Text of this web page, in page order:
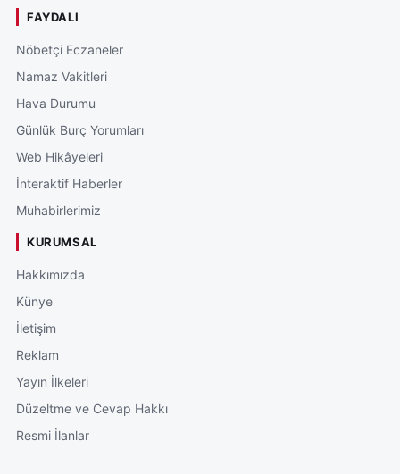
FAYDALI
Nöbetçi Eczaneler
Namaz Vakitleri
Hava Durumu
Günlük Burç Yorumları
Web Hikâyeleri
İnteraktif Haberler
Muhabirlerimiz
KURUMSAL
Hakkımızda
Künye
İletişim
Reklam
Yayın İlkeleri
Düzeltme ve Cevap Hakkı
Resmi İlanlar